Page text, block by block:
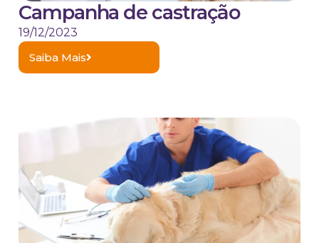
Campanha de castração
19/12/2023
Saiba Mais